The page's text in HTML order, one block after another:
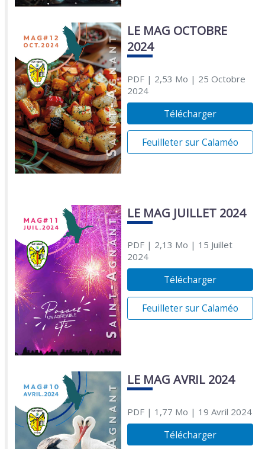
LE MAG OCTOBRE
2024
PDF| 2,53 Mo | 25 Octobre
2024
Télécharger
Feuilleter sur Calaméo
LE MAG JUILLET 2024
PDF| 2,13 Mo | 15 Juillet
2024
Télécharger
Feuilleter sur Calaméo
LE MAG AVRIL 2024
PDF| 1,77 Mo | 19 Avril 2024
Télécharger